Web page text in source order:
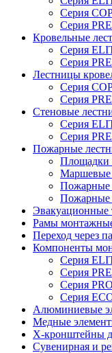
Серия
Серия
Кровельные
Серия
Серия
Лестницы
Серия
Серия
Стеновые
Серия
Серия
Пожарные
Площадки
Маршевые
Пожарные
Пожарные
Эвакуационные
Рамы
Переход через
Компоненты
Серия
Серия
Серия
Серия
Алюминиевые
Медные
X-кронштейны
Сувенирная и